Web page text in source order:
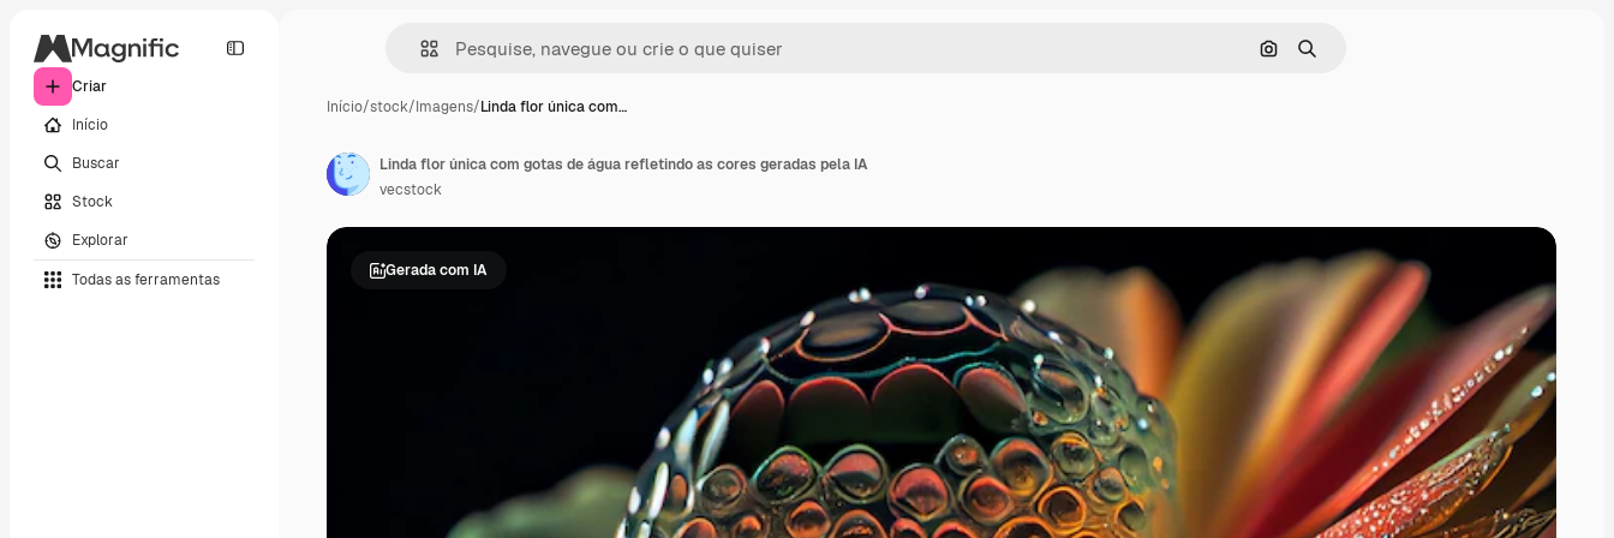
Criar
Início
Buscar
Stock
Explorar
Todas as ferramentas
Pesquisar por imagem
Buscar
Início/stock/Imagens/Linda flor única com…
Gerada com IA
Linda flor única com gotas de água refletindo as cores geradas pela IA
vecstock